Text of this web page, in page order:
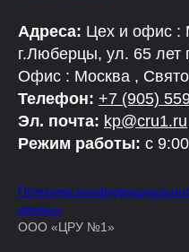
Адреса: Цех и офис :
г.Люберцы, ул. 65
Офис : Москва ,
Телефон: +7 (905)
Эл. почта: kp@cru1.ru
Режим работы: с
Политика
данных
ООО «ЦРУ №1»